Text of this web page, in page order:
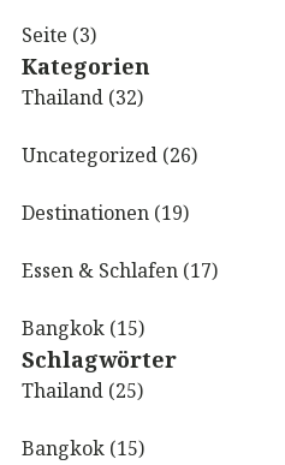
Seite (3)
Kategorien
Thailand (32)
Uncategorized (26)
Destinationen (19)
Essen & Schlafen (17)
Bangkok (15)
Schlagwörter
Thailand (25)
Bangkok (15)